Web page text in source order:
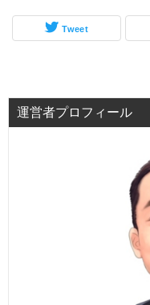
Tweet
運営者プロフィール